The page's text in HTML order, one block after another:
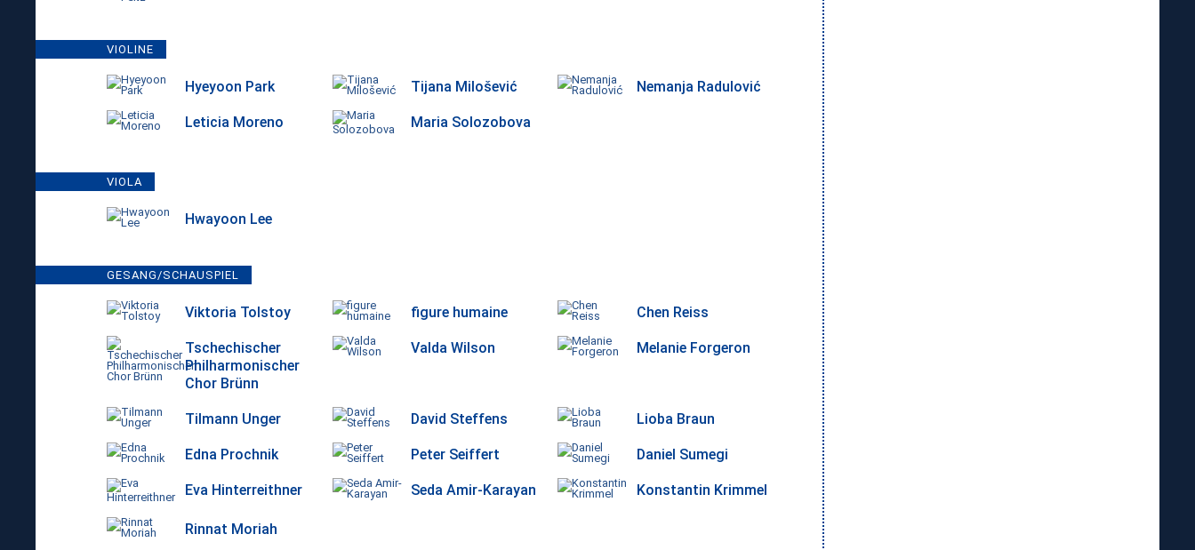
VIOLINE
Hyeyoon Park Tijana Milošević Nemanja Radulović
Leticia Moreno Maria Solozobova
VIOLA
Hwayoon Lee
GESANG/SCHAUSPIEL
Viktoria Tolstoy figure humaine Chen Reiss
Tschechischer
Philharmonischer
Chor Brünn
Valda Wilson Melanie Forgeron
Tilmann Unger David Steffens Lioba Braun
Edna Prochnik Peter Seiffert Daniel Sumegi
Eva Hinterreithner Seda Amir-Karayan Konstantin Krimmel
Rinnat Moriah